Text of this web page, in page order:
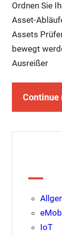
Ordnen Sie
Asset-
Assets
bewegt
Ausreißer
Continue
IoT